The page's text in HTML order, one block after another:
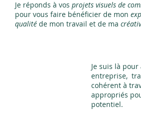
Je réponds à vos projets visuels de
pour vous faire bénéficier de mon
qualité de mon travail et de ma
Je suis là
entreprise,
cohérent à
appropriés
potentiel.